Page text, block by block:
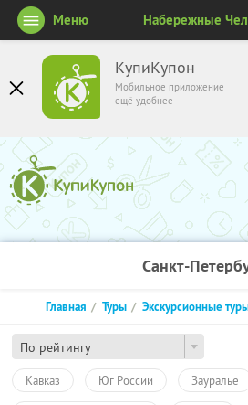
КупиКупон
Мобильное приложение
ещё удобнее
Меню Набережные
Санкт-
По рейтингу
Главная Туры Экскурсионные
Кавказ Юг России Зауралье